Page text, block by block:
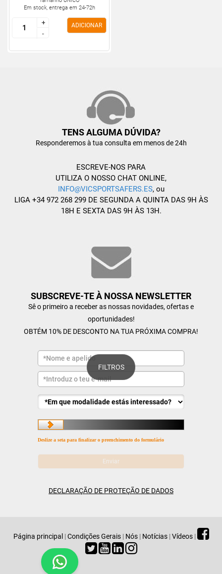
FILTROS
Em stock, entrega em 24-72h
+
-
+
-
ADICIONAR
TENS ALGUMA DÚVIDA?
Responderemos à tua consulta em menos de 24h
ESCREVE-NOS PARA
UTILIZA O NOSSO CHAT ONLINE,
INFO@VICSPORTSAFERS.ES, ou
LIGA +34 972 268 299 DE SEGUNDA A QUINTA DAS 9H ÀS
18H E SEXTA DAS 9H ÀS 13H.
SUBSCREVE-TE À NOSSA NEWSLETTER
Sê o primeiro a receber as nossas novidades, ofertas e
oportunidades!
OBTÉM 10% DE DESCONTO NA TUA PRÓXIMA COMPRA!
Deslize a seta para finalizar o preenchimento do formulário
DECLARAÇÃO DE PROTEÇÃO DE DADOS
Página principal | Condições Gerais | Nós | Notícias | Vídeos |